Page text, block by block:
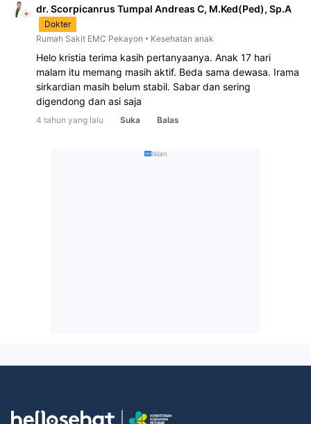
dr. Scorpicanrus Tumpal Andreas C, M.Ked(Ped), Sp.A
Dokter
Rumah Sakit EMC Pekayon
Kesehatan anak
Helo kristia terima kasih pertanyaanya. Anak 17 hari
malam itu memang masih aktif. Beda sama dewasa. Irama
sirkardian masih belum stabil. Sabar dan sering
digendong dan asi saja
4 tahun yang lalu Suka Balas
Iklan